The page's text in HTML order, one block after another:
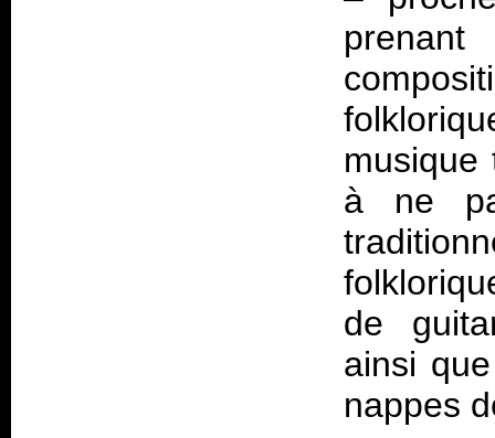
musique
à ne
de
ainsi